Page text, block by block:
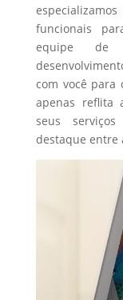
funcionais
equipe de
com você para
apenas reflita
seus
destaque entre